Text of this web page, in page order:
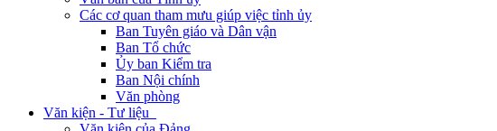
Các cơ quan tham mưu giúp việc tỉnh ủy
Ban Tuyên giáo và Dân vận
Ban Tổ chức
Ủy ban Kiểm tra
Ban Nội chính
Văn phòng
Văn kiện - Tư liệu